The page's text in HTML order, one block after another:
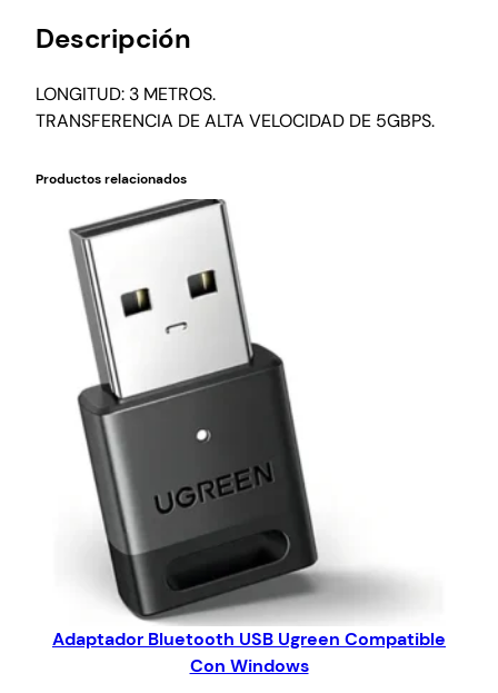
Descripción
LONGITUD: 3 METROS.
TRANSFERENCIA DE ALTA VELOCIDAD DE 5GBPS.
Productos relacionados
Adaptador Bluetooth USB Ugreen Compatible
Con Windows